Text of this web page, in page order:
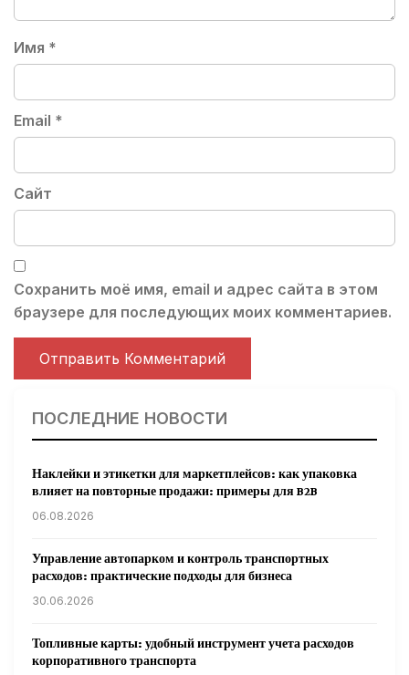
Имя *
Email *
Сайт
Сохранить моё имя, email и адрес сайта в этом
браузере для последующих моих комментариев.
ПОСЛЕДНИЕ НОВОСТИ
Наклейки и этикетки для маркетплейсов: как упаковка
влияет на повторные продажи: примеры для B2B
06.08.2026
Управление автопарком и контроль транспортных
расходов: практические подходы для бизнеса
30.06.2026
Топливные карты: удобный инструмент учета расходов
корпоративного транспорта